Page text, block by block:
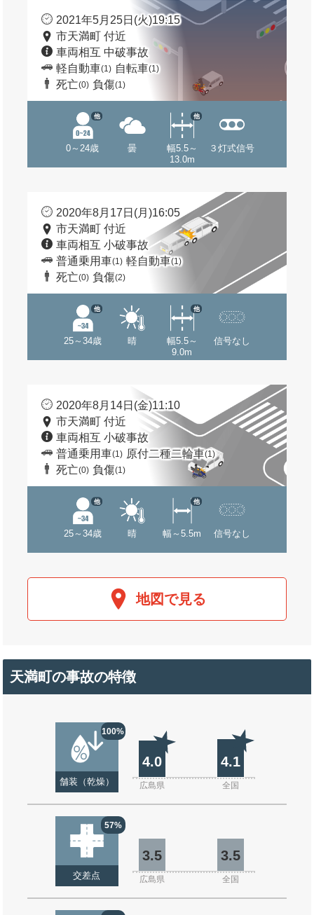
2021年5月25日(火)19:15
市天満町 付近
車両相互 中破事故
軽自動車(1) 自転車(1)
死亡(0) 負傷(1)
0～24歳
他
曇
幅5.5～
13.0m
他
３灯式信号
2020年8月17日(月)16:05
市天満町 付近
車両相互 小破事故
普通乗用車(1) 軽自動車(1)
死亡(0) 負傷(2)
25～34歳
他
晴
幅5.5～
9.0m
他
信号なし
2020年8月14日(金)11:10
市天満町 付近
車両相互 小破事故
普通乗用車(1) 原付二種二輪車(1)
死亡(0) 負傷(1)
25～34歳
他
晴 幅～5.5m
他
信号なし
地図で見る
天満町の事故の特徴
100%
舗装（乾燥）
4.0 4.1
広島県 全国
57%
交差点
3.5 3.5
広島県 全国